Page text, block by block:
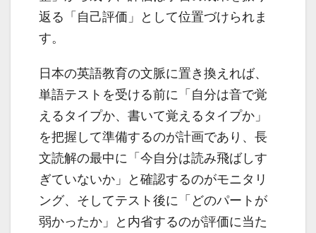
返る「自己評価」として位置づけられま
す。
日本の英語教育の文脈に置き換えれば、
単語テストを受ける前に「自分は音で覚
えるタイプか、書いて覚えるタイプか」
を把握して準備するのが計画であり、長
文読解の最中に「今自分は読み飛ばしす
ぎていないか」と確認するのがモニタリ
ング、そしてテスト後に「どのパートが
弱かったか」と内省するのが評価に当た